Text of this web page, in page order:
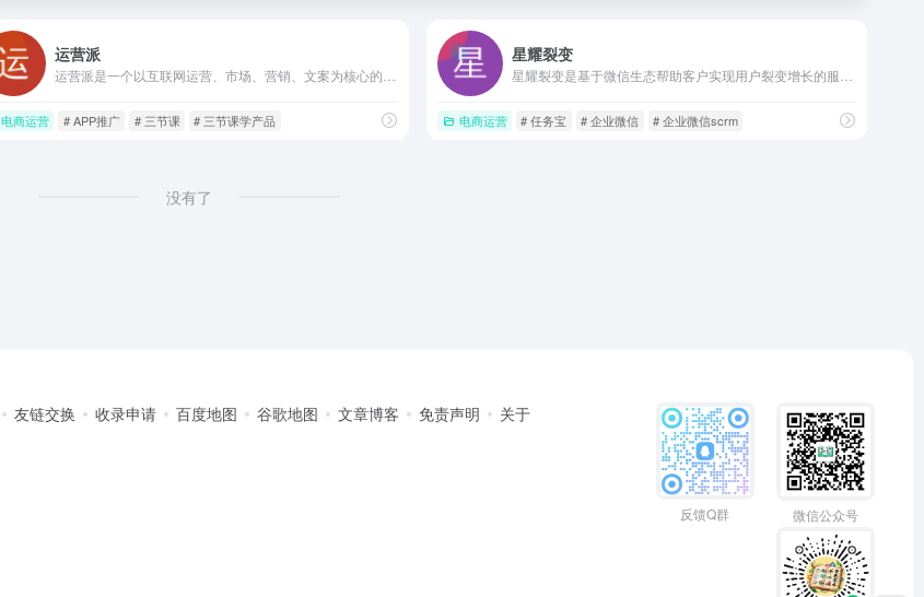
运营派
电商运营 # APP推广 # 三节课 # 三节课学产品
星耀裂变
电商运营 # 任务宝 # 企业微信 # 企业微信scrm
没有了
友链交换 收录申请 百度地图 谷歌地图 文章博客 免责声明
关于
反馈Q群 微信公众号